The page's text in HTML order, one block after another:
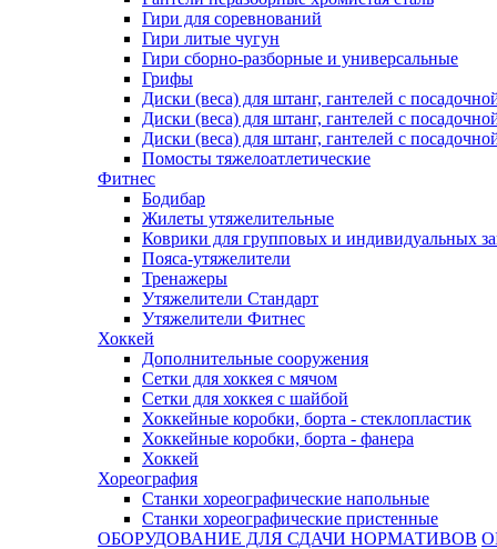
Гири для соревнований
Гири литые чугун
Гири сборно-разборные и универсальные
Грифы
Диски (веса) для штанг, гантелей с
Диски (веса) для штанг, гантелей с
Диски (веса) для штанг, гантелей с
Помосты тяжелоатлетические
Фитнес
Бодибар
Жилеты утяжелительные
Коврики для групповых и индивидуальных
Пояса-утяжелители
Тренажеры
Утяжелители Стандарт
Утяжелители Фитнес
Хоккей
Дополнительные сооружения
Сетки для хоккея с мячом
Сетки для хоккея с шайбой
Хоккейные коробки, борта - стеклопластик
Хоккейные коробки, борта - фанера
Хоккей
Хореография
Станки хореографические напольные
Станки хореографические пристенные
ОБОРУДОВАНИЕ ДЛЯ СДАЧИ НОРМАТИВОВ